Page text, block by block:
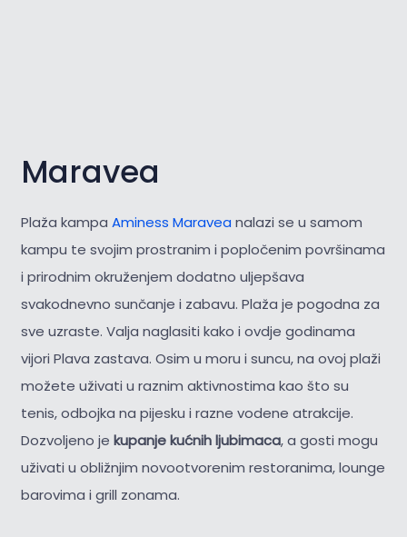
Maravea
Plaža kampa Aminess Maravea nalazi se u samom
kampu te svojim prostranim i popločenim površinama
i prirodnim okruženjem dodatno uljepšava
svakodnevno sunčanje i zabavu. Plaža je pogodna za
sve uzraste. Valja naglasiti kako i ovdje godinama
vijori Plava zastava. Osim u moru i suncu, na ovoj plaži
možete uživati u raznim aktivnostima kao što su
tenis, odbojka na pijesku i razne vodene atrakcije.
Dozvoljeno je kupanje kućnih ljubimaca, a gosti mogu
uživati u obližnjim novootvorenim restoranima, lounge
barovima i grill zonama.